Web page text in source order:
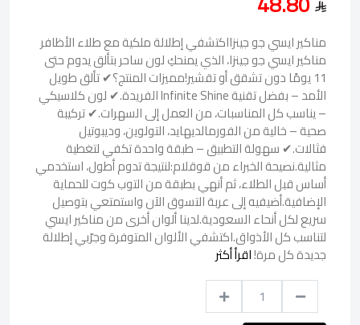
مناكير ايسي جو جينزااكتشفي إطلالة ملكية مع طلاء الأظافر
مناكير ايسي جو جينزا، الذي يمنحكِ لون ساحر بتألق يدوم حتى
11 يومًا دون تشقق أو تقشير!مميزات المنتج؟✔ تألق طويل
الأمد – بفضل تقنية Infinite Shine الفريدة.✔ لون كلاسيكي
– يناسب كل المناسبات، من العمل إلى السهرات.✔ تركيبة
صحية – خالية من الفورمالديهايد، التولوين، وديبوتيل
فثالات.✔ سهولة التطبيق – طبقة واحدة تكفي لتغطية
مثالية.نصيحة الخبراء من قوقلام:لنتيجة تدوم أطول، استخدمي
أساس قبل الطلاء، ثم أنهي بطبقة من التوب كوت للحماية
الإضافية.أضيفيه إلى عربة التسوق الآن واستمتعي بتوصيل
سريع لكل أنحاء السعودية.لدينا ألوان أخرى من مناكير ايسي
لتناسب كل الأذواق.اكتشفي الألوان المتوفرة وجرّبي إطلالة
جديدة كل مرة!اقرأ أكثر